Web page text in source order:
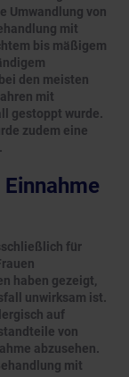
Umwandlung von
mit
bis mäßigem
den meisten
mit
gestoppt wurde.
zudem eine
für
haben gezeigt,
unwirksam ist.
auf
von
abzusehen.
mit